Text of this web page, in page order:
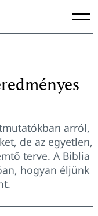
arról,
de az egyetlen,
terve. A Biblia
hogyan éljünk